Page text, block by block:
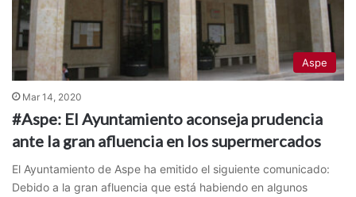
Aspe
Mar 14, 2020
#Aspe: El Ayuntamiento aconseja prudencia
ante la gran afluencia en los supermercados
El Ayuntamiento de Aspe ha emitido el siguiente comunicado:
Debido a la gran afluencia que está habiendo en algunos